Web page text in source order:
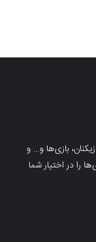
بازی‌ها و… و
را در اختیار شما